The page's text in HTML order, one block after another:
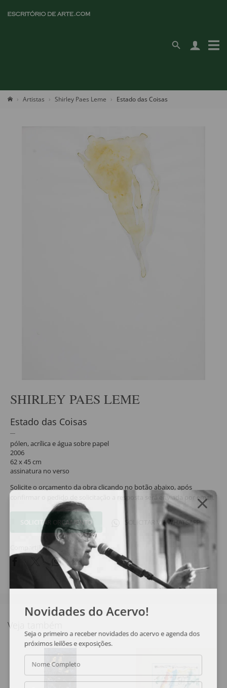
Artistas Shirley Paes Leme Estado das Coisas
SHIRLEY PAES LEME
Estado das Coisas
pólen, acrílica e água sobre papel
2006
62 x 45 cm
assinatura no verso
Solicite o orçamento da obra clicando no botão abaixo, após
confirmar o pedido de solicitação a resposta será enviada por email.
SOLICITAR ORÇAMENTO SOLICITAR VIA WHATSAPP
Compartilhar
Veja também
Novidades do Acervo!
Seja o primeiro a receber novidades do acervo e agenda dos
próximos leilões e exposições.
Nome Completo